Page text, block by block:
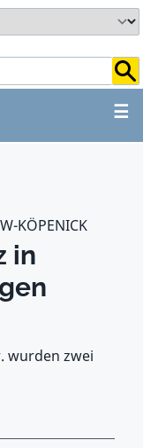
☰
KÖPENICK
in
wurden zwei